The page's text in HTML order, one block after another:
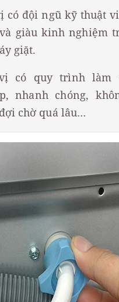
có đội ngũ kỹ thuật
giàu kinh nghiệm
giặt.
có quy trình làm
nhanh chóng,
chờ quá lâu…